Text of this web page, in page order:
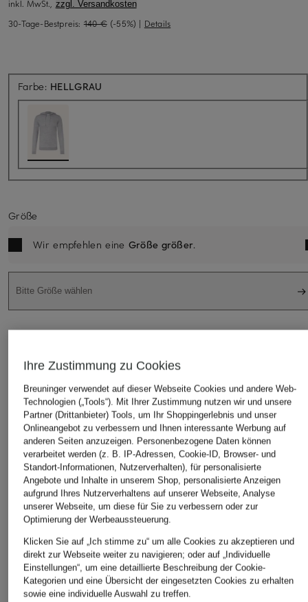
inkl. MwSt., zzgl. Versandkosten
30-Tage-Bestpreis: 140 € (-55%) | Details
Farbe: HELLGRAU
Größe
Wir empfehlen eine Größe größer.
Bitte Größe wählen
DAS KÖNNTE IHNEN AUCH GEFALLEN
Ihre Zustimmung zu Cookies
Breuninger verwendet auf dieser Webseite Cookies und andere Web-
Technologien („Tools“). Mit Ihrer Zustimmung nutzen wir und unsere
Partner (Drittanbieter) Tools, um Ihr Shoppingerlebnis und unser
Onlineangebot zu verbessern und Ihnen interessante Werbung auf
anderen Seiten anzuzeigen. Personenbezogene Daten können
verarbeitet werden (z. B. IP-Adressen, Cookie-ID, Browser- und
Standort-Informationen, Nutzerverhalten), für personalisierte
Angebote und Inhalte in unserem Shop, personalisierte Anzeigen
aufgrund Ihres Nutzerverhaltens auf unserer Webseite, Analyse
unserer Webseite, um diese für Sie zu verbessern oder zur
Optimierung der Werbeaussteuerung.
Klicken Sie auf „Ich stimme zu“ um alle Cookies zu akzeptieren und
direkt zur Webseite weiter zu navigieren; oder auf „Individuelle
Einstellungen“, um eine detaillierte Beschreibung der Cookie-
Kategorien und eine Übersicht der eingesetzten Cookies zu erhalten
sowie eine individuelle Auswahl zu treffen.